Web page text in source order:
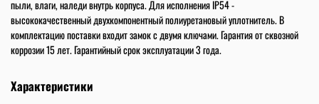
пыли, влаги, наледи внутрь корпуса. Для исполнения IP54 -
высококачественный двухкомпонентный полиуретановый уплотнитель. В
комплектацию поставки входит замок с двумя ключами. Гарантия от сквозной
коррозии 15 лет. Гарантийный срок эксплуатации 3 года.
Характеристики